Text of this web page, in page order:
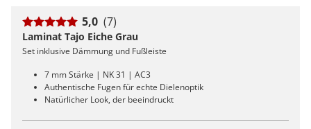
5,0 (7)
Laminat Tajo Eiche Grau
Set inklusive Dämmung und Fußleiste
7 mm Stärke | NK 31 | AC3
Authentische Fugen für echte Dielenoptik
Natürlicher Look, der beeindruckt